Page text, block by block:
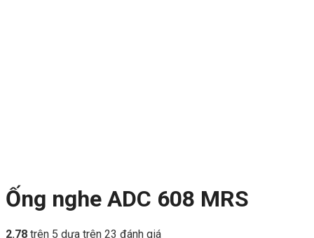
Ống nghe ADC 608 MRS
2.78 trên 5 dựa trên 23 đánh giá